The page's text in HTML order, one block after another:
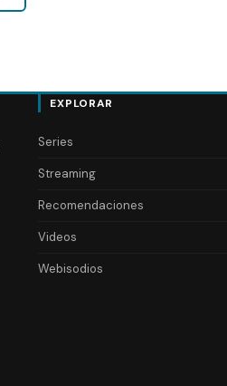
EXPLORAR
Series
Streaming
Recomendaciones
Videos
Webisodios